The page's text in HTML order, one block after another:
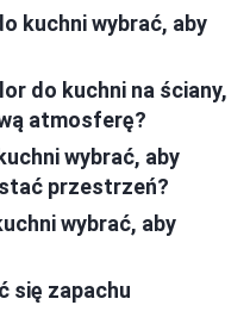
kuchni wybrać, aby
do kuchni na ściany,
atmosferę?
wybrać, aby
przestrzeń?
wybrać, aby
się zapachu